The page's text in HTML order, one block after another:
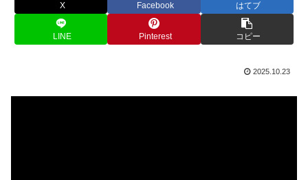
X Facebook はてブ
LINE Pinterest コピー
2025.10.23